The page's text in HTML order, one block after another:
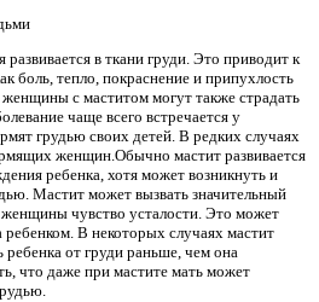
в ткани груди. Это приводит к
боль, тепло, покраснение и припухлость
с маститом могут также страдать
чаще всего встречается у
грудью своих детей. В редких случаях
женщин.Обычно мастит развивается
ребенка, хотя может возникнуть и
Мастит может вызвать значительный
женщины чувство усталости. Это может
ребенком. В некоторых случаях мастит
ребенка от груди раньше, чем она
что даже при мастите мать может